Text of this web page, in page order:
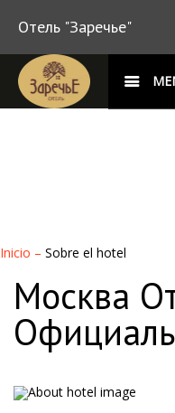
Отель "Заречье"
Inicio – Sobre el hotel
Москва